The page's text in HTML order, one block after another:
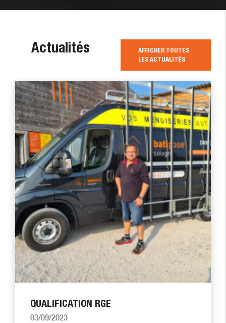
Actualités
AFFICHER TOUTES
LES ACTUALITÉS
QUALIFICATION RGE
03/09/2023